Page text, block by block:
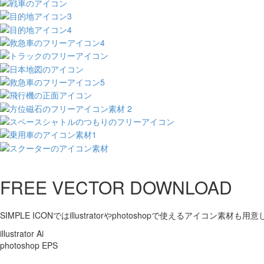
FREE VECTOR DOWNLOAD
SIMPLE ICONではillustratorやphotoshopで使えるアイコン素材も用意
illustrator Ai
photoshop EPS